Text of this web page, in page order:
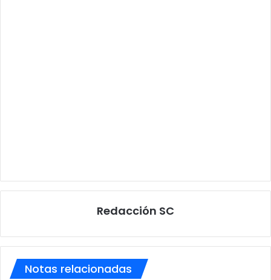
Redacción SC
Notas relacionadas